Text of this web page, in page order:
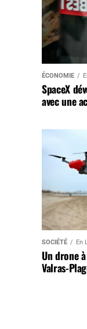
ÉCONOMIE
SpaceX
avec une
SOCIÉTÉ En
Un drone
Valras-